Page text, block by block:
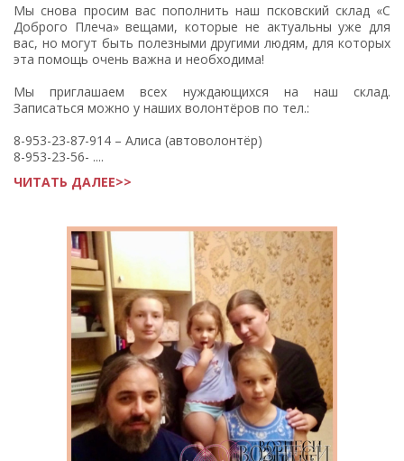
Мы снова просим вас пополнить наш псковский склад «С
Доброго Плеча» вещами, которые не актуальны уже для
вас, но могут быть полезными другими людям, для которых
эта помощь очень важна и необходима!
Мы приглашаем всех нуждающихся на наш склад.
Записаться можно у наших волонтёров по тел.:
8-953-23-87-914 – Алиса (автоволонтёр)
8-953-23-56- ....
ЧИТАТЬ ДАЛЕЕ>>